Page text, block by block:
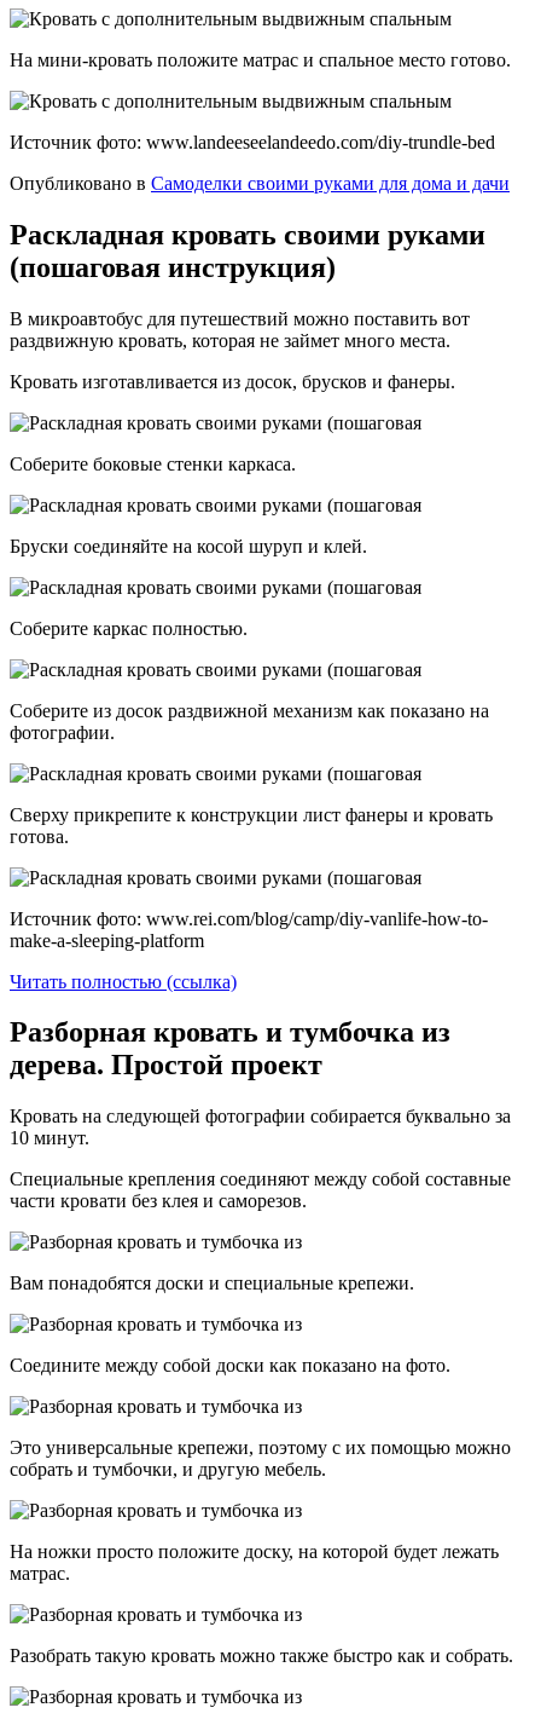
На мини-кровать положите матрас и спальное место готово.
Источник фото: www.landeeseelandeedo.com/diy-trundle-bed
Опубликовано в Самоделки своими руками для дома и дачи
Раскладная кровать своими руками
(пошаговая инструкция)
В микроавтобус для путешествий можно поставить вот
раздвижную кровать, которая не займет много места.
Кровать изготавливается из досок, брусков и фанеры.
Соберите боковые стенки каркаса.
Бруски соединяйте на косой шуруп и клей.
Соберите каркас полностью.
Соберите из досок раздвижной механизм как показано на
фотографии.
Сверху прикрепите к конструкции лист фанеры и кровать
готова.
Источник фото: www.rei.com/blog/camp/diy-vanlife-how-to-
make-a-sleeping-platform
Читать полностью (ссылка)
Разборная кровать и тумбочка из
дерева. Простой проект
Кровать на следующей фотографии собирается буквально за
10 минут.
Специальные крепления соединяют между собой составные
части кровати без клея и саморезов.
Вам понадобятся доски и специальные крепежи.
Соедините между собой доски как показано на фото.
Это универсальные крепежи, поэтому с их помощью можно
собрать и тумбочки, и другую мебель.
На ножки просто положите доску, на которой будет лежать
матрас.
Разобрать такую кровать можно также быстро как и собрать.